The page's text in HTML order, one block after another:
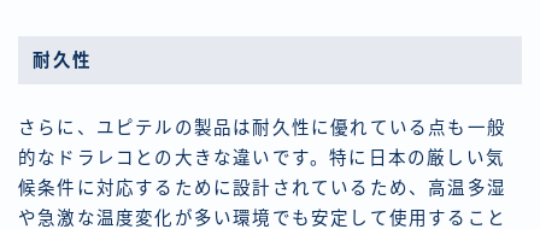
耐久性
さらに、ユピテルの製品は耐久性に優れている点も一般
的なドラレコとの大きな違いです。特に日本の厳しい気
候条件に対応するために設計されているため、高温多湿
や急激な温度変化が多い環境でも安定して使用すること